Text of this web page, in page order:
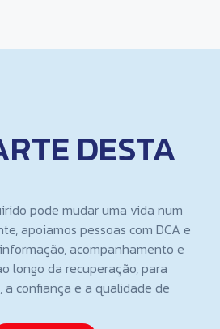
DESTA
pode mudar uma vida num
apoiamos pessoas com DCA e
acompanhamento e
longo da recuperação, para
confiança e a qualidade de